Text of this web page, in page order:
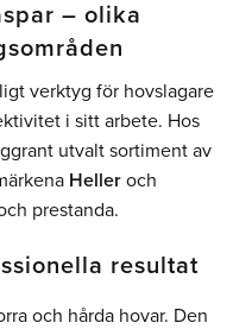
– olika
verktyg för hovslagare
i sitt arbete. Hos
utvalt sortiment av
Heller och
prestanda.
resultat
och hårda hovar. Den